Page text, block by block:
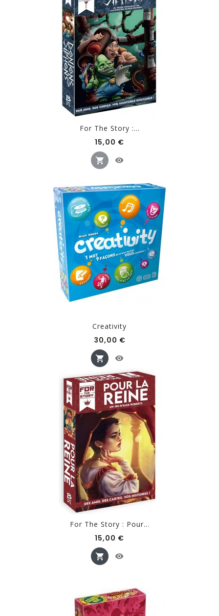
For The Story :...
15,00 €
Creativity
30,00 €Prix
For The Story : Pour...
15,00 €